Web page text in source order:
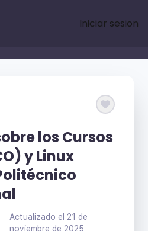
Iniciar sesion
los Cursos
y Linux
Actualizado el 21 de
noviembre de 2025